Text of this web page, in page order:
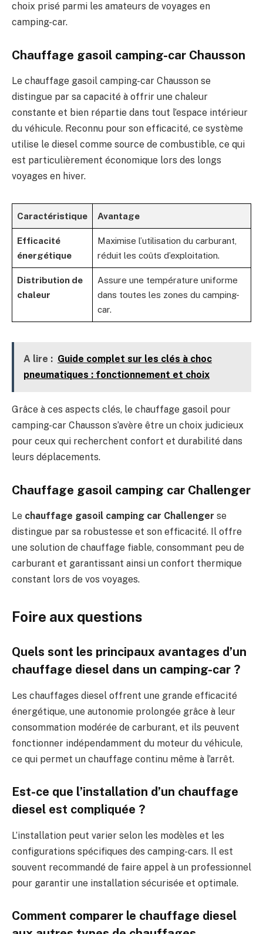
choix prisé parmi les amateurs de voyages en
camping-car.
Chauffage gasoil camping-car Chausson
Le chauffage gasoil camping-car Chausson se
distingue par sa capacité à offrir une chaleur
constante et bien répartie dans tout l’espace intérieur
du véhicule. Reconnu pour son efficacité, ce système
utilise le diesel comme source de combustible, ce qui
est particulièrement économique lors des longs
voyages en hiver.
Caractéristique Avantage
Efficacité
énergétique
Maximise l’utilisation du carburant,
réduit les coûts d’exploitation.
Distribution de
chaleur
Assure une température uniforme
dans toutes les zones du camping-
car.
A lire : Guide complet sur les clés à choc
pneumatiques : fonctionnement et choix
Grâce à ces aspects clés, le chauffage gasoil pour
camping-car Chausson s’avère être un choix judicieux
pour ceux qui recherchent confort et durabilité dans
leurs déplacements.
Chauffage gasoil camping car Challenger
Le chauffage gasoil camping car Challenger se
distingue par sa robustesse et son efficacité. Il offre
une solution de chauffage fiable, consommant peu de
carburant et garantissant ainsi un confort thermique
constant lors de vos voyages.
Foire aux questions
Quels sont les principaux avantages d’un
chauffage diesel dans un camping-car ?
Les chauffages diesel offrent une grande efficacité
énergétique, une autonomie prolongée grâce à leur
consommation modérée de carburant, et ils peuvent
fonctionner indépendamment du moteur du véhicule,
ce qui permet un chauffage continu même à l’arrêt.
Est-ce que l’installation d’un chauffage
diesel est compliquée ?
L’installation peut varier selon les modèles et les
configurations spécifiques des camping-cars. Il est
souvent recommandé de faire appel à un professionnel
pour garantir une installation sécurisée et optimale.
Comment comparer le chauffage diesel